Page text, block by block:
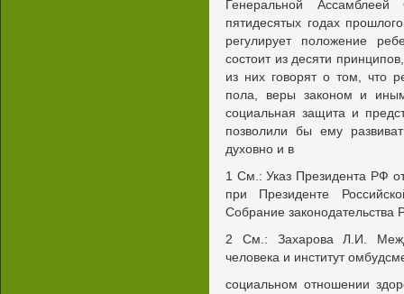
Генеральной
пятидесятых годах
регулирует положение
состоит из десяти
из них говорят о том, что
пола, веры законом и
социальная защита и
позволили бы ему
духовно и в
1 См.: Указ Президента РФ
при Президенте
Собрание
2 См.: Захарова Л.И.
человека и институт
социальном отношении